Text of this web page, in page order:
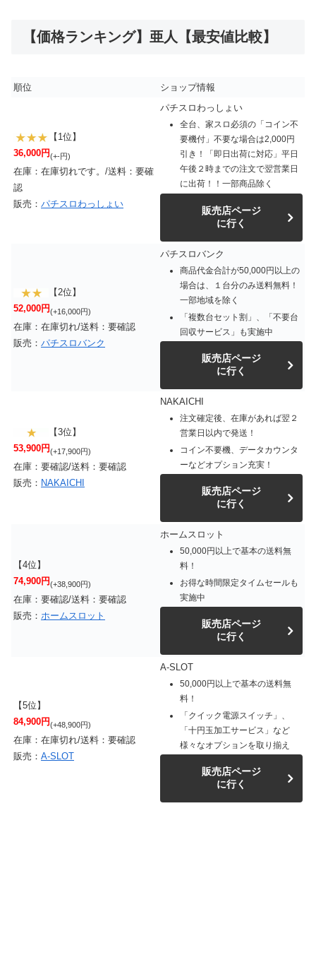
【価格ランキング】亜人【最安値比較】
順位 ショップ情報
【1位】
36,000円(+-円)
在庫：在庫切れです。/送料：要確
認
販売： パチスロわっしょい
パチスロわっしょい
全台、家スロ必須の「コイン不
要機付」不要な場合は2,000円
引き！「即日出荷に対応」平日
午後２時までの注文で翌営業日
に出荷！！一部商品除く
販売店ページ
に行く
【2位】
52,000円(+16,000円)
在庫：在庫切れ/送料：要確認
販売： パチスロバンク
パチスロバンク
商品代金合計が50,000円以上の
場合は、１台分のみ送料無料！
一部地域を除く
「複数台セット割」、「不要台
回収サービス」も実施中
販売店ページ
に行く
【3位】
53,900円(+17,900円)
在庫：要確認/送料：要確認
販売： NAKAICHI
NAKAICHI
注文確定後、在庫があれば翌２
営業日以内で発送！
コイン不要機、データカウンタ
ーなどオプション充実！
販売店ページ
に行く
【4位】
74,900円(+38,900円)
在庫：要確認/送料：要確認
販売： ホームスロット
ホームスロット
50,000円以上で基本の送料無
料！
お得な時間限定タイムセールも
実施中
販売店ページ
に行く
【5位】
84,900円(+48,900円)
在庫：在庫切れ/送料：要確認
販売： A-SLOT
A-SLOT
50,000円以上で基本の送料無
料！
「クイック電源スイッチ」、
「十円玉加工サービス」など
様々なオプションを取り揃え
販売店ページ
に行く